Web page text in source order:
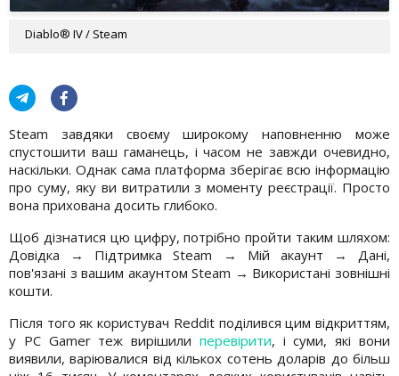
Diablo® IV / Steam
Steam завдяки своєму широкому наповненню може
спустошити ваш гаманець, і часом не завжди очевидно,
наскільки. Однак сама платформа зберігає всю інформацію
про суму, яку ви витратили з моменту реєстрації. Просто
вона прихована досить глибоко.
Щоб дізнатися цю цифру, потрібно пройти таким шляхом:
Довідка → Підтримка Steam → Мій акаунт → Дані,
пов'язані з вашим акаунтом Steam → Використані зовнішні
кошти.
Після того як користувач Reddit поділився цим відкриттям,
у PC Gamer теж вирішили перевірити, і суми, які вони
виявили, варіювалися від кількох сотень доларів до більш